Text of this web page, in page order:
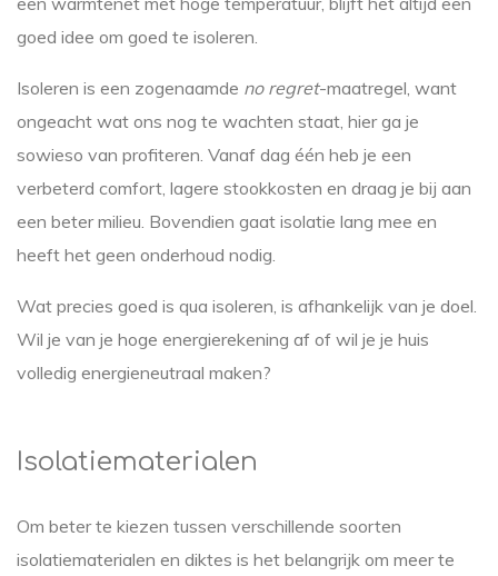
goed idee om goed te isoleren.
Isoleren is een zogenaamde no regret-maatregel, want
ongeacht wat ons nog te wachten staat, hier ga je
sowieso van profiteren. Vanaf dag één heb je een
verbeterd comfort, lagere stookkosten en draag je bij aan
een beter milieu. Bovendien gaat isolatie lang mee en
heeft het geen onderhoud nodig.
Wat precies goed is qua isoleren, is afhankelijk van je doel.
Wil je van je hoge energierekening af of wil je je huis
volledig energieneutraal maken?
Isolatiematerialen
Om beter te kiezen tussen verschillende soorten
isolatiematerialen en diktes is het belangrijk om meer te